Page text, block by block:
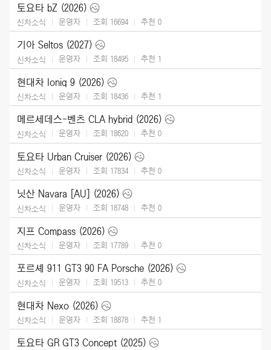
토요타 bZ (2026)
신차소식 운영자 조회 16694 추천 0
기아 Seltos (2027)
신차소식 운영자 조회 18495 추천 1
현대차 Ioniq 9 (2026)
신차소식 운영자 조회 18436 추천 1
메르세데스-벤츠 CLA hybrid (2026)
신차소식 운영자 조회 18620 추천 0
토요타 Urban Cruiser (2026)
신차소식 운영자 조회 17834 추천 0
닛산 Navara [AU] (2026)
신차소식 운영자 조회 18748 추천 0
지프 Compass (2026)
신차소식 운영자 조회 17789 추천 0
포르셰 911 GT3 90 FA Porsche (2026)
신차소식 운영자 조회 19513 추천 0
현대차 Nexo (2026)
신차소식 운영자 조회 18878 추천 1
토요타 GR GT3 Concept (2025)